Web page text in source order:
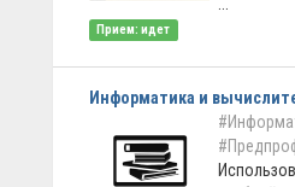
Прием: идет
Информатика и